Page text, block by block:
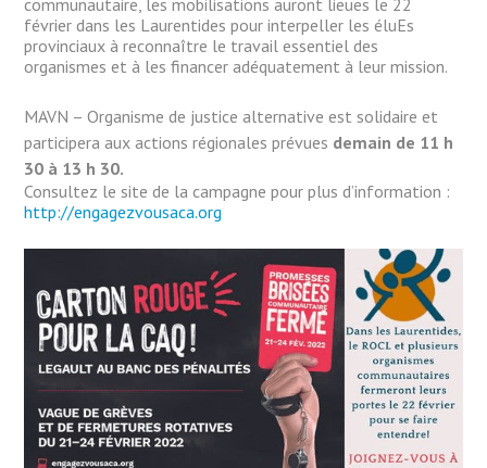
février dans les Laurentides pour interpeller les éluEs
provinciaux à reconnaître le travail essentiel des
organismes et à les financer adéquatement à leur mission.
MAVN – Organisme de justice alternative est solidaire et
participera aux actions régionales prévues demain de 11 h
30 à 13 h 30.
Consultez le site de la campagne pour plus d’information :
http://engagezvousaca.org